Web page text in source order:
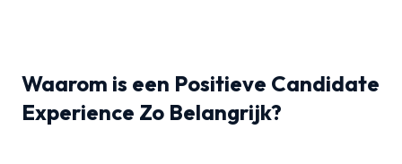
Waarom is een Positieve Candidate
Experience Zo Belangrijk?